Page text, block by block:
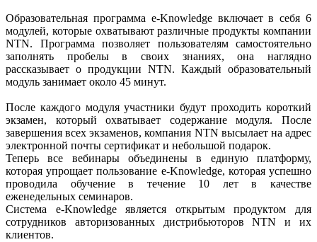
Образовательная программа e-Knowledge включает в себя 6
модулей, которые охватывают различные продукты компании
NTN. Программа позволяет пользователям самостоятельно
заполнять пробелы в своих знаниях, она наглядно
рассказывает о продукции NTN. Каждый образовательный
модуль занимает около 45 минут.
После каждого модуля участники будут проходить короткий
экзамен, который охватывает содержание модуля. После
завершения всех экзаменов, компания NTN высылает на адрес
электронной почты сертификат и небольшой подарок.
Теперь все вебинары объединены в единую платформу,
которая упрощает пользование e-Knowledge, которая успешно
проводила обучение в течение 10 лет в качестве
еженедельных семинаров.
Система e-Knowledge является открытым продуктом для
сотрудников авторизованных дистрибьюторов NTN и их
клиентов.